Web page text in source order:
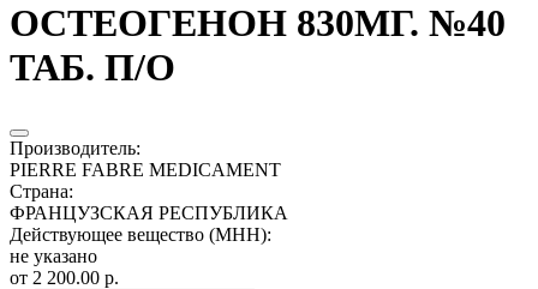
ОСТЕОГЕНОН 830МГ. №40
ТАБ. П/О
Производитель:
PIERRE FABRE MEDICAMENT
Страна:
ФРАНЦУЗСКАЯ РЕСПУБЛИКА
Действующее вещество (МНН):
не указано
от 2 200.00 р.